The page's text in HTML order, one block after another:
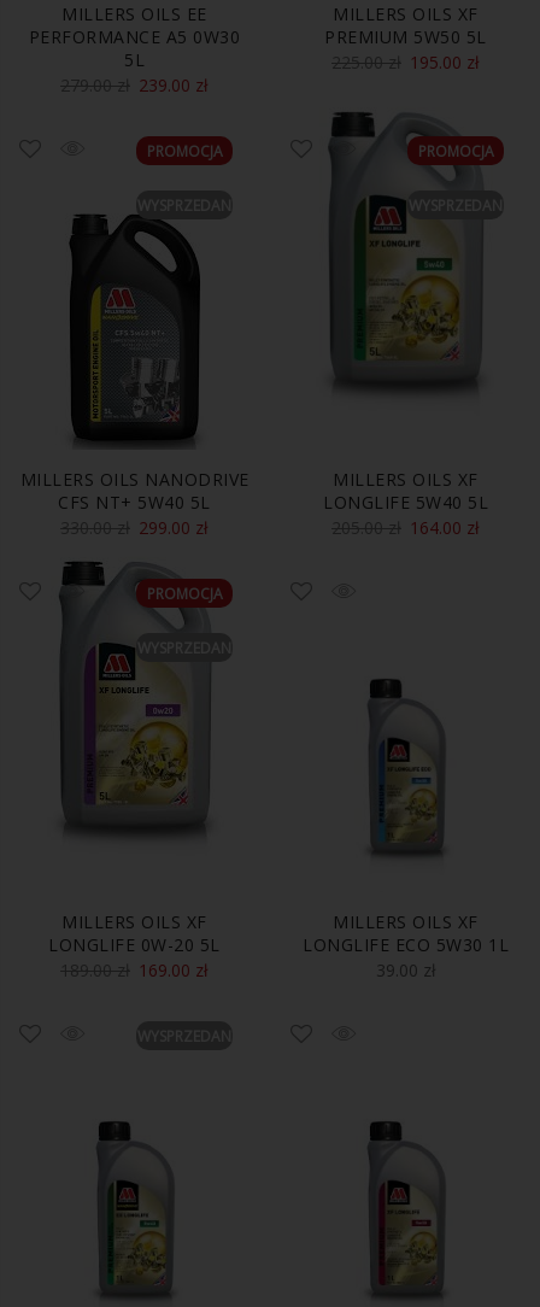
MILLERS OILS EE
PERFORMANCE A5 0W30
5L
279.00zł 239.00 zł
MILLERS OILS XF
PREMIUM 5W50 5L
225.00zł 195.00 zł
PROMOCJA
MILLERS OILS NANODRIVE
CFS NT+ 5W40 5L
330.00zł 299.00 zł
PROMOCJA
MILLERS OILS XF
LONGLIFE 5W40 5L
205.00zł 164.00 zł
PROMOCJA
MILLERS OILS XF
LONGLIFE 0W-20 5L
189.00zł 169.00 zł
MILLERS OILS XF
LONGLIFE ECO 5W30 1L
39.00 zł